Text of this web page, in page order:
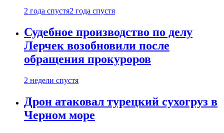
2 года спустя2 года спустя
Судебное производство по делу
Лерчек возобновили после
обращения прокуроров
2 недели спустя
Дрон атаковал турецкий сухогруз в
Черном море